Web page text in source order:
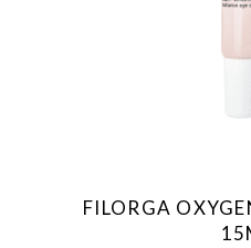
FILORGA